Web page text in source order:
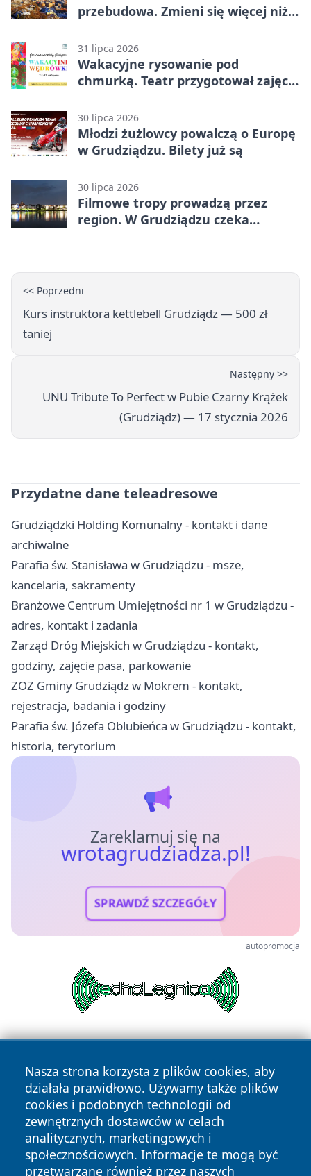
przebudowa. Zmieni się więcej niż
31 lipca 2026
Wakacyjne rysowanie pod
chmurką. Teatr przygotował zajęcia
30 lipca 2026
Młodzi żużlowcy powalczą o Europę
w Grudziądzu. Bilety już są
30 lipca 2026
Filmowe tropy prowadzą przez
region. W Grudziądzu czeka
<< Poprzedni
Kurs instruktora kettlebell Grudziądz — 500 zł
taniej
Następny >>
UNU Tribute To Perfect w Pubie Czarny Krążek
(Grudziądz) — 17 stycznia 2026
Przydatne dane teleadresowe
Grudziądzki Holding Komunalny - kontakt i dane
archiwalne
Parafia św. Stanisława w Grudziądzu - msze,
kancelaria, sakramenty
Branżowe Centrum Umiejętności nr 1 w Grudziądzu -
adres, kontakt i zadania
Zarząd Dróg Miejskich w Grudziądzu - kontakt,
godziny, zajęcie pasa, parkowanie
ZOZ Gminy Grudziądz w Mokrem - kontakt,
rejestracja, badania i godziny
Parafia św. Józefa Oblubieńca w Grudziądzu - kontakt,
historia, terytorium
Zareklamuj się na
wrotagrudziadza.pl!
SPRAWDŹ SZCZEGÓŁY
autopromocja
Nasza strona korzysta z plików cookies, aby
działała prawidłowo. Używamy także plików
cookies i podobnych technologii od
zewnętrznych dostawców w celach
analitycznych, marketingowych i
społecznościowych. Informacje te mogą być
przetwarzane również przez naszych
Copyright © 2026 wrotagrudziadza.pl Wszystkie prawa
zastrzeżone.